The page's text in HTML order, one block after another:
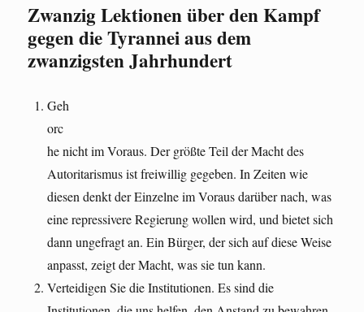
Zwanzig Lektionen über den Kampf
gegen die Tyrannei aus dem
zwanzigsten Jahrhundert
Geh
orc
he nicht im Voraus. Der größte Teil der Macht des
Autoritarismus ist freiwillig gegeben. In Zeiten wie
diesen denkt der Einzelne im Voraus darüber nach, was
eine repressivere Regierung wollen wird, und bietet sich
dann ungefragt an. Ein Bürger, der sich auf diese Weise
anpasst, zeigt der Macht, was sie tun kann.
Verteidigen Sie die Institutionen. Es sind die